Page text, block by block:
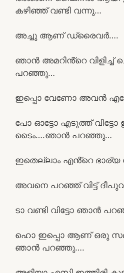
കഴിഞ്ഞ് വണ്ടി വന്നു…
അച്ചു ആണ് ഡ്രൈവർ….
ഞാൻ അമറിൻ്റെ
പറഞ്ഞു…
ഇപ്പൊ വേണോ അവൻ
പോ ഓട്ടോ എടുത്ത്
ടൈം….ഞാൻ പറഞ്ഞു…
ഇതെല്ലാം എൻ്റെ ഭാര്യ
അവനെ പറഞ്ഞ് വിട്ട്
ടാ വണ്ടി വിട്ടോ ഞാൻ
ഹൊ ഇപ്പൊ ആണ് ഒരു
ഞാൻ പറഞ്ഞു….